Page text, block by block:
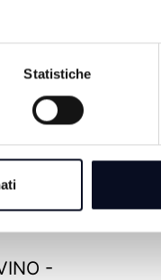
Statistiche
-